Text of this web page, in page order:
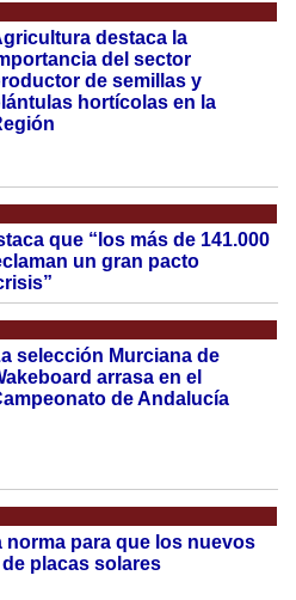
destaca la
del sector
de semillas y
hortícolas en la
que “los más de 141.000
un gran pacto
selección Murciana de
arrasa en el
de Andalucía
norma para que los nuevos
placas solares